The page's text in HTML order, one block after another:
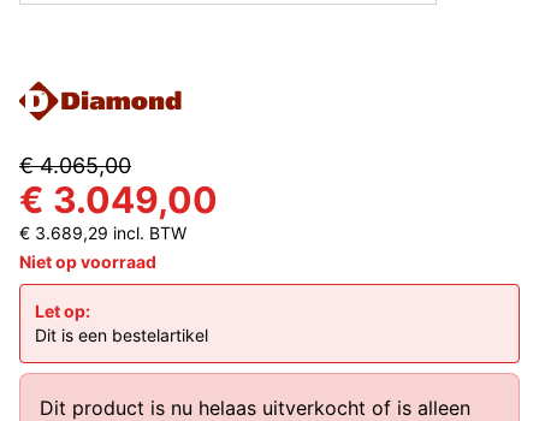
€ 4.065,00
€ 3.049,00
€ 3.689,29 incl. BTW
Niet op voorraad
Let op:
Dit is een bestelartikel
Dit product is nu helaas uitverkocht of is alleen